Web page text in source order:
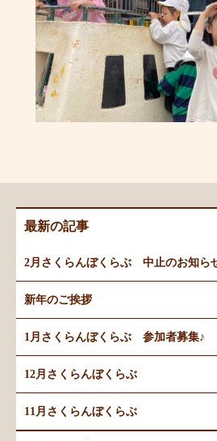
最新の記事
2月さくらんぼくらぶ 中止のお知ら
新年のご挨拶
1月さくらんぼくらぶ 参加者募集♪
12月さくらんぼくらぶ
11月さくらんぼくらぶ